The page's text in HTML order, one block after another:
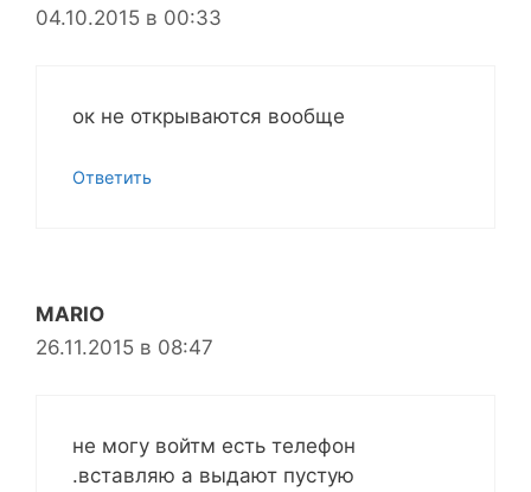
04.10.2015 в 00:33
ок не открываются вообще
Ответить
MARIO
26.11.2015 в 08:47
не могу войтм есть телефон
.вставляю а выдают пустую